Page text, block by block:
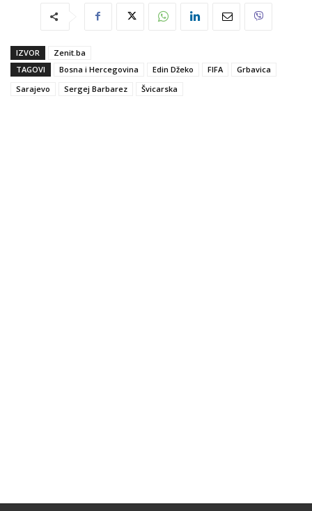
IZVOR
Zenit.ba
TAGOVI
Bosna i Hercegovina Edin Džeko FIFA
Grbavica
Sarajevo
Sergej Barbarez Švicarska